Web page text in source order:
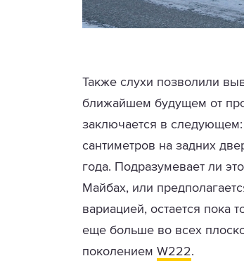
Также слухи позволили
ближайшем будущем от
заключается в
сантиметров на задних
года. Подразумевает ли
Майбах, или
вариацией, остается пока
еще больше во всех
поколением W222.